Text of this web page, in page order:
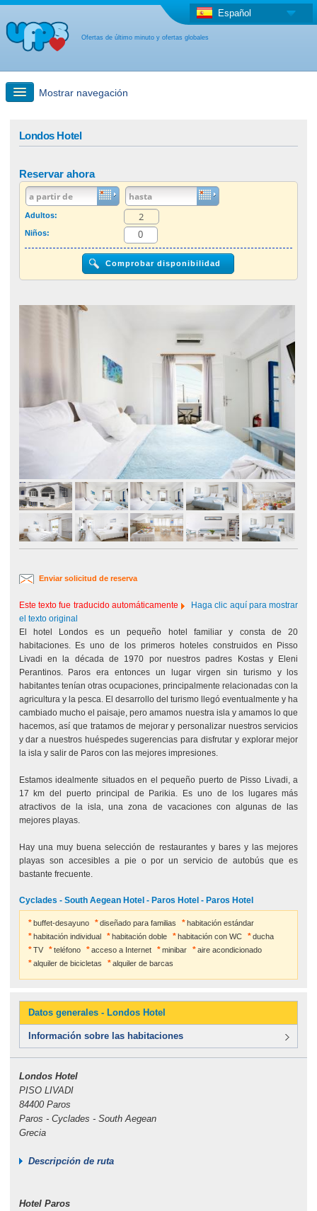
Ofertas de último minuto y ofertas globales
Español
Mostrar navegación
Oferta de última hora + Oferta global
otro país
Londos Hotel
Reservar ahora
Adultos:
Niños:
Enviar solicitud de reserva
Este texto fue traducido automáticamente
Haga clic aquí para mostrar
el texto original
El hotel Londos es un pequeño hotel familiar y consta de 20
habitaciones. Es uno de los primeros hoteles construidos en Pisso
Livadi en la década de 1970 por nuestros padres Kostas y Eleni
Perantinos. Paros era entonces un lugar virgen sin turismo y los
habitantes tenían otras ocupaciones, principalmente relacionadas con la
agricultura y la pesca. El desarrollo del turismo llegó eventualmente y ha
cambiado mucho el paisaje, pero amamos nuestra isla y amamos lo que
hacemos, así que tratamos de mejorar y personalizar nuestros servicios
y dar a nuestros huéspedes sugerencias para disfrutar y explorar mejor
la isla y salir de Paros con las mejores impresiones.
Estamos idealmente situados en el pequeño puerto de Pisso Livadi, a
17 km del puerto principal de Parikia. Es uno de los lugares más
atractivos de la isla, una zona de vacaciones con algunas de las
mejores playas.
Hay una muy buena selección de restaurantes y bares y las mejores
playas son accesibles a pie o por un servicio de autobús que es
bastante frecuente.
Cyclades - South Aegean Hotel - Paros Hotel - Paros Hotel
buffet-desayuno diseñado para familias
habitación estándar
habitación individual
habitación doble habitación con WC
ducha
TV
teléfono acceso a Internet minibar
aire acondicionado
alquiler de bicicletas
alquiler de barcas
Datos generales - Londos Hotel
Información sobre las habitaciones
Londos Hotel
PISO LIVADI
84400 Paros
Paros - Cyclades - South Aegean
Grecia
Descripción de ruta
Hotel Paros